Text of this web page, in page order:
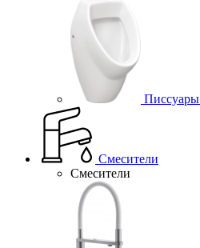
Писсуары
Смесители
Смесители